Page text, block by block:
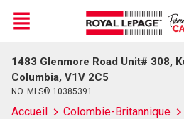
Live
En Direct
Menu
1483 Glenmore Road Unit# 308,
Columbia, V1V 2C5
NO. MLS® 10385391
Accueil Colombie-Britannique